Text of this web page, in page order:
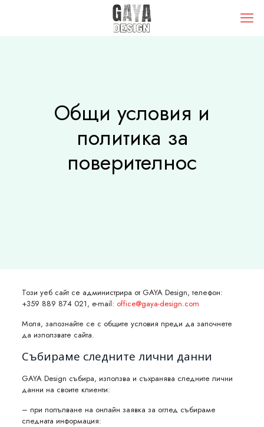
Общи условия и
политика за
поверителнос
Този уеб сайт се администрира от GAYA Design, телефон:
+359 889 874 021, e-mail: office@gaya-design.com
Моля, запознайте се с общите условия преди да започнете
да използвате сайта.
Събираме следните лични данни
GAYA Design събира, използва и съхранява следните лични
данни на своите клиенти:
– при попълване на онлайн заявка за оглед събираме
следната информация: